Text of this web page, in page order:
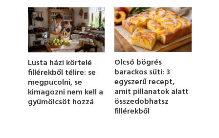
7
s
e
c
o
n
s
Lusta házi körtelé
fillérekből télire: se
megpucolni, se
kimagozni nem kell a
gyümölcsöt hozzá
Olcsó bögrés
barackos süti: 3
egyszerű recept,
amit pillanatok alatt
összedobhatsz
fillérekből